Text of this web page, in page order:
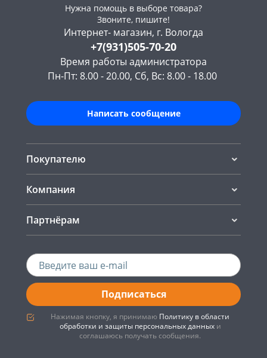
Нужна помощь в выборе товара?
Звоните, пишите!
Интернет- магазин, г. Вологда
+7(931)505-70-20
Время работы администратора
Пн-Пт: 8.00 - 20.00, Сб, Вс: 8.00 - 18.00
Написать сообщение
Покупателю
Компания
Партнёрам
Подписаться
Нажимая кнопку, я принимаю Политику в области
обработки и защиты персональных данныхи
соглашаюсь получать сообщения.